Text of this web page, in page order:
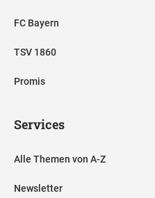
FC Bayern
TSV 1860
Promis
Services
Alle Themen von A-Z
Newsletter